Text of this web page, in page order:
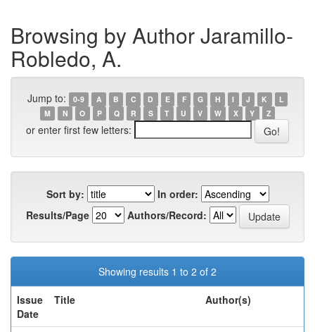
Browsing by Author Jaramillo-
Robledo, A.
Jump to: 0-9 A B C D E F G H I J K
L
M
N O P Q R S T U V W X Y Z
or enter first few letters:
Sort by:
In order:
Results/Page
Authors/Record:
Showing results 1 to 2 of 2
Issue
Date
Title Author(s)